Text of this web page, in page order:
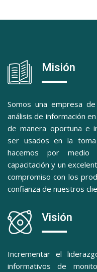
Misión
Somos una empresa
análisis de información
de manera oportuna e
ser usados en la
hacemos por medio
capacitación y un
compromiso con los
confianza de nuestros
Visión
Incrementar el
informativos de